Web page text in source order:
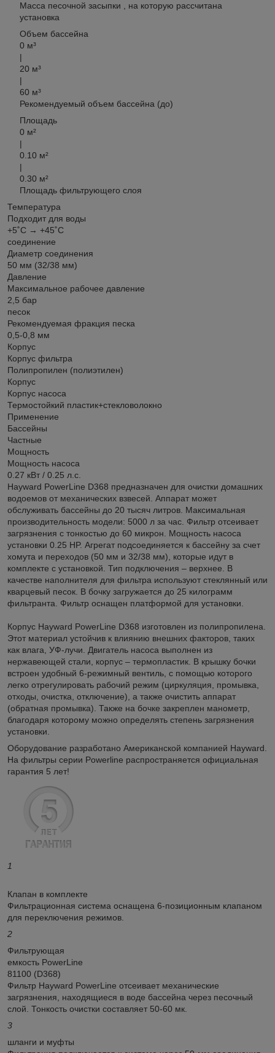
Масса песочной засыпки , на которую рассчитана
установка
Объем бассейна
0 м³
|
20 м³
|
60 м³
Рекомендуемый объем бассейна (до)
Площадь
0 м²
|
0.10 м²
|
0.30 м²
Площадь фильтрующего слоя
Температура
Подходит для воды
+5˚C → +45˚C
соединение
Диаметр соединения
50 мм (32/38 мм)
Давление
Максимальное рабочее давление
2,5 бар
песок
Рекомендуемая фракция песка
0,5-0,8 мм
Корпус
Корпус фильтра
Полипропилен (полиэтилен)
Корпус
Корпус насоса
Термостойкий пластик+стекловолокно
Применение
Бассейны
Частные
Мощность
Мощность насоса
0.27 кВт / 0.25 л.с.
Hayward PowerLine D368 предназначен для очистки домашних
водоемов от механических взвесей. Аппарат может
обслуживать бассейны до 20 тысяч литров. Максимальная
производительность модели: 5000 л за час. Фильтр отсеивает
загрязнения с тонкостью до 60 микрон. Мощность насоса
установки 0.25 HP. Агрегат подсоединяется к бассейну за счет
хомута и переходов (50 мм и 32/38 мм), которые идут в
комплекте с установкой. Тип подключения – верхнее. В
качестве наполнителя для фильтра используют стеклянный или
кварцевый песок. В бочку загружается до 25 килограмм
фильтранта. Фильтр оснащен платформой для установки.
Корпус Hayward PowerLine D368 изготовлен из полипропилена.
Этот материал устойчив к влиянию внешних факторов, таких
как влага, УФ-лучи. Двигатель насоса выполнен из
нержавеющей стали, корпус – термопластик. В крышку бочки
встроен удобный 6-режимный вентиль, с помощью которого
легко отрегулировать рабочий режим (циркуляция, промывка,
отходы, очистка, отключение), а также очистить аппарат
(обратная промывка). Также на бочке закреплен манометр,
благодаря которому можно определять степень загрязнения
установки.
Оборудование разработано Американской компанией Hayward.
На фильтры серии Powerline распространяется официальная
гарантия 5 лет!
1
Клапан в комплекте
Фильтрационная система оснащена 6-позиционным клапаном
для переключения режимов.
2
Фильтрующая
емкость PowerLine
81100 (D368)
Фильтр Hayward PowerLine отсеивает механические
загрязнения, находящиеся в воде бассейна через песочный
слой. Тонкость очистки составляет 50-60 мк.
3
шланги и муфты